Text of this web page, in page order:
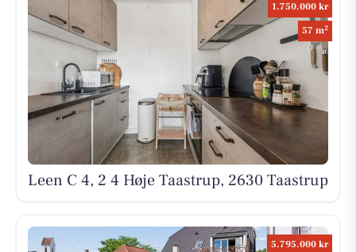
1.750.000 kr
57 m2
Leen C 4, 2 4 Høje Taastrup, 2630 Taastrup
5.795.000 kr